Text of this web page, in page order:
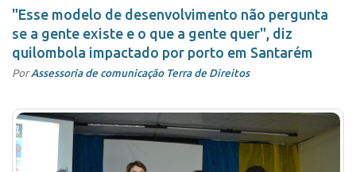
"Esse modelo de desenvolvimento não pergunta
se a gente existe e o que a gente quer", diz
quilombola impactado por porto em Santarém
PorAssessoria de comunicação Terra de Direitos